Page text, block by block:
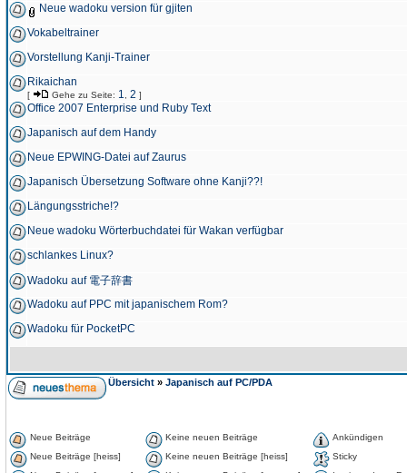
Neue wadoku version für gjiten
Vokabeltrainer
Vorstellung Kanji-Trainer
Rikaichan
[ Gehe zu Seite: 1 2 ]
Office 2007 Enterprise und Ruby Text
Japanisch auf dem Handy
Neue EPWING-Datei auf Zaurus
Japanisch Übersetzung Software ohne Kanji??!
Längungsstriche!?
Neue wadoku Wörterbuchdatei für Wakan verfügbar
schlankes Linux?
Wadoku auf 電子辞書
Wadoku auf PPC mit japanischem Rom?
Wadoku für PocketPC
Übersicht » Japanisch auf PC/PDA
Neue Beiträge Keine neuen Beiträge
Ankündigen
Neue Beiträge [heiss]
Keine neuen Beiträge [heiss]
Sticky